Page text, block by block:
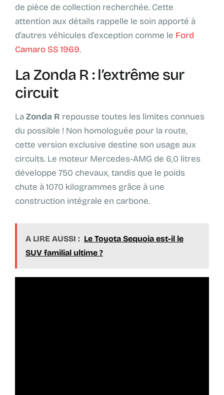
de pièce de collection recherchée. Cette
attention aux détails rappelle le soin apporté à
d’autres véhicules d’exception comme le Ford
Camaro SS 1969.
La Zonda R : l’extrême sur
circuit
LaZonda R repousse toutes les limites connues
du possible ! Non homologuée pour la route,
cette version exclusive destine son usage aux
circuits. Le moteur Mercedes-AMG de 6,0 litres
développe 750 chevaux, tandis que le poids
chute à 1070 kilogrammes grâce à une
construction intégrale en carbone.
A LIRE AUSSI : Le Toyota Sequoia est-il le
SUV familial ultime ?